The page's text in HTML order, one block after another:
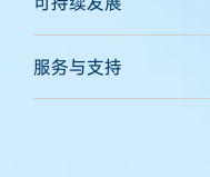
服务与支持